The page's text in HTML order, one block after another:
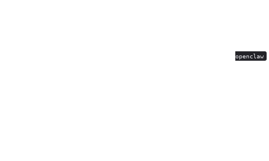
openclaw